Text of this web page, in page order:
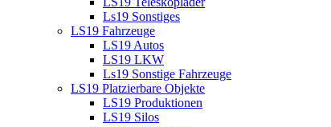
Ls19 Sonstiges
LS19 Fahrzeuge
LS19 Autos
LS19 LKW
Ls19 Sonstige Fahrzeuge
LS19 Platzierbare Objekte
LS19 Produktionen
LS19 Silos